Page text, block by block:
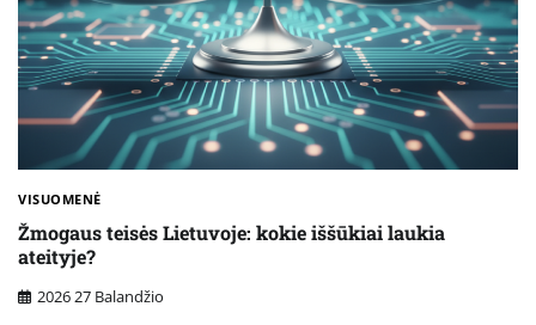
VISUOMENĖ
Žmogaus teisės Lietuvoje: kokie iššūkiai laukia
ateityje?
2026 27 Balandžio